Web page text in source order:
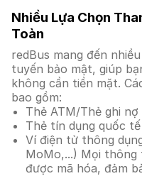
Nhiều Lựa Chọn
Toàn
redBus mang đến
tuyến bảo mật, giúp
không cần tiền mặt.
bao gồm:
Thẻ ATM/Thẻ ghi nợ
Thẻ tín dụng quốc
Ví điện tử thông
MoMo,...) Mọi thông
được mã hóa, đảm